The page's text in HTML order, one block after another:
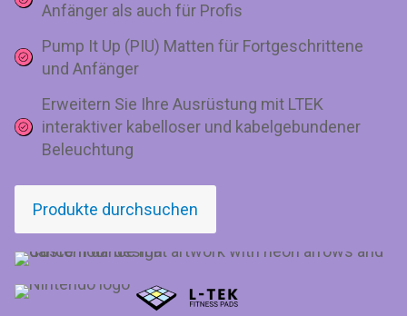
Anfänger als auch für Profis
Pump It Up (PIU) Matten für Fortgeschrittene
und Anfänger
Erweitern Sie Ihre Ausrüstung mit LTEK
interaktiver kabelloser und kabelgebundener
Beleuchtung
Produkte durchsuchen